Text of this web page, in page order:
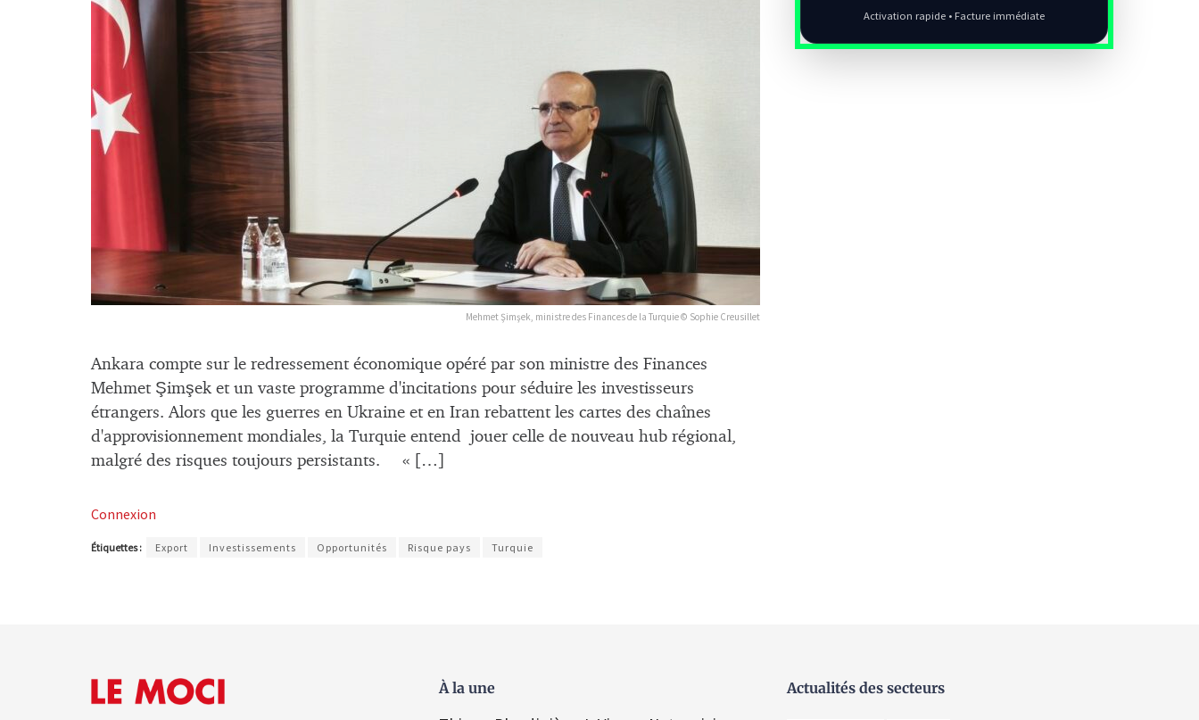
Mehmet Şimşek, ministre des Finances de la Turquie © Sophie Creusillet
Ankara compte sur le redressement économique opéré par son ministre des Finances
Mehmet Şimşek et un vaste programme d'incitations pour séduire les investisseurs
étrangers. Alors que les guerres en Ukraine et en Iran rebattent les cartes des chaînes
d'approvisionnement mondiales, la Turquie entend jouer celle de nouveau hub régional,
malgré des risques toujours persistants. « […]
Connexion
Étiquettes : Export Investissements Opportunités Risque pays Turquie
Activation rapide • Facture immédiate
À la une Actualités des secteurs